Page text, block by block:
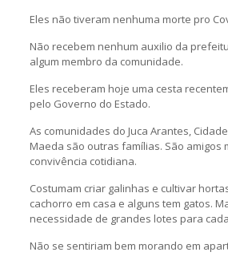
Eles não tiveram nenhuma morte pro
Não recebem nenhum auxilio da
algum membro da comunidade.
Eles receberam hoje uma cesta
pelo Governo do Estado.
As comunidades do Juca Arantes,
Maeda são outras famílias. São amigos
convivência cotidiana.
Costumam criar galinhas e cultivar
cachorro em casa e alguns tem gatos.
necessidade de grandes lotes para
Não se sentiriam bem morando em